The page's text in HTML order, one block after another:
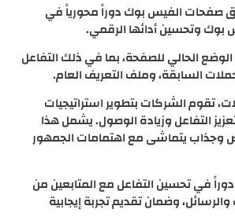
الفيس بوك دوراً محورياً في
وتحسين أدائها الرقمي.
الوضع الحالي للصفحة، بما في ذلك التفاعل
السابقة، وملف التعريف العام.
تقوم الشركات بتطوير استراتيجيات
التفاعل وزيادة الوصول. يشمل هذا
يتماشى مع اهتمامات الجمهور
في تحسين التفاعل مع المتابعين من
والرسائل، وضمان تقديم تجربة إيجابية